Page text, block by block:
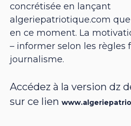
concrétisée en lançant
algeriepatriotique.com
en ce moment. La
– informer selon les règles
journalisme.
Accédez à la version dz
sur ce lien